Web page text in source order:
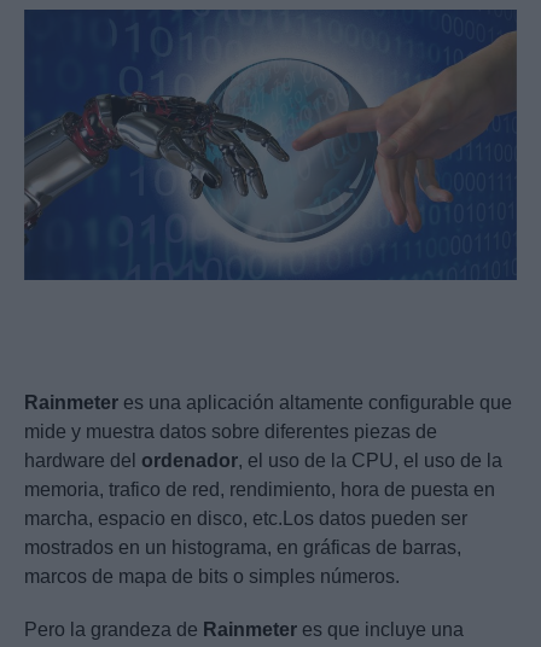
Rainmeter es una aplicación altamente configurable que
mide y muestra datos sobre diferentes piezas de
hardware del ordenador, el uso de la CPU, el uso de la
memoria, trafico de red, rendimiento, hora de puesta en
marcha, espacio en disco, etc.Los datos pueden ser
mostrados en un histograma, en gráficas de barras,
marcos de mapa de bits o simples números.
Pero la grandeza de Rainmeter es que incluye una